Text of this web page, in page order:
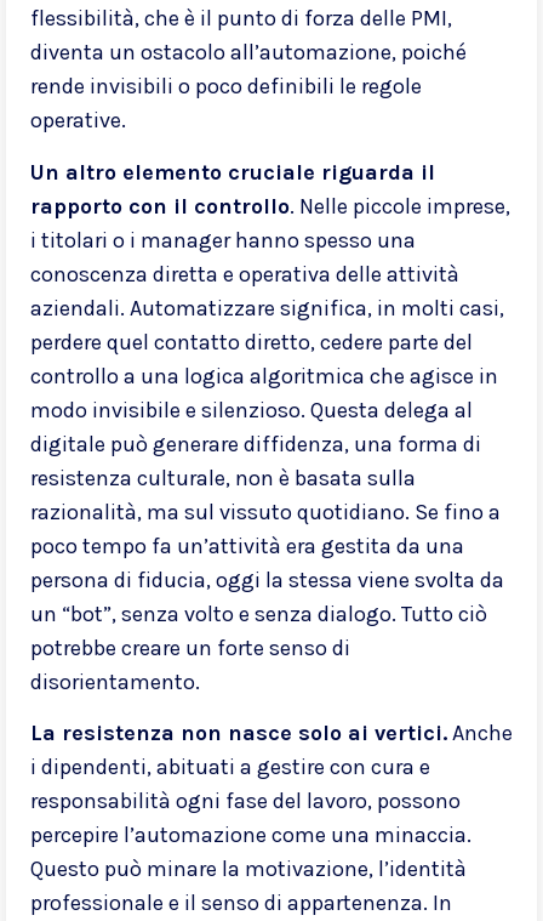
flessibilità, che è il punto di forza delle PMI,
diventa un ostacolo all’automazione, poiché
rende invisibili o poco definibili le regole
operative.
Un altro elemento cruciale riguarda il
rapporto con il controllo. Nelle piccole imprese,
i titolari o i manager hanno spesso una
conoscenza diretta e operativa delle attività
aziendali. Automatizzare significa, in molti casi,
perdere quel contatto diretto, cedere parte del
controllo a una logica algoritmica che agisce in
modo invisibile e silenzioso. Questa delega al
digitale può generare diffidenza, una forma di
resistenza culturale, non è basata sulla
razionalità, ma sul vissuto quotidiano. Se fino a
poco tempo fa un’attività era gestita da una
persona di fiducia, oggi la stessa viene svolta da
un “bot”, senza volto e senza dialogo. Tutto ciò
potrebbe creare un forte senso di
disorientamento.
La resistenza non nasce solo ai vertici.Anche
i dipendenti, abituati a gestire con cura e
responsabilità ogni fase del lavoro, possono
percepire l’automazione come una minaccia.
Questo può minare la motivazione, l’identità
professionale e il senso di appartenenza. In